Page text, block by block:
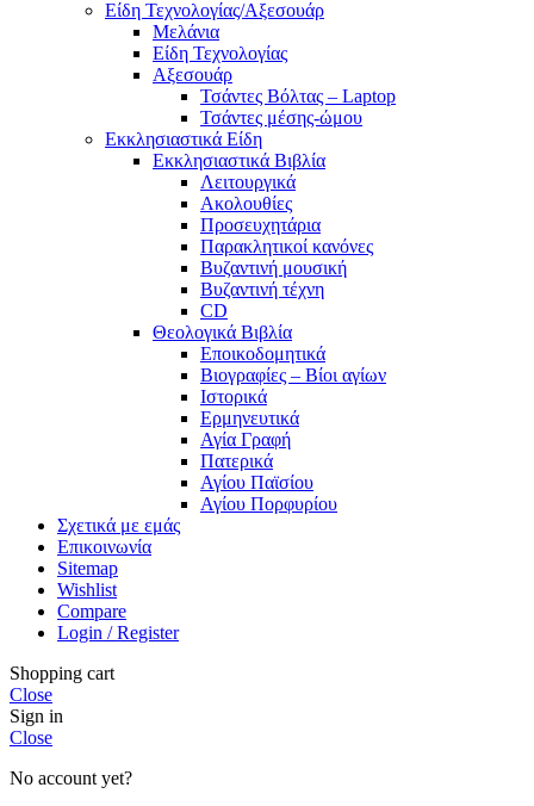
Είδη Τεχνολογίας/Αξεσουάρ
Μελάνια
Είδη Τεχνολογίας
Αξεσουάρ
Τσάντες Βόλτας – Laptop
Τσάντες μέσης-ώμου
Εκκλησιαστικά Είδη
Εκκλησιαστικά Βιβλία
Λειτουργικά
Ακολουθίες
Προσευχητάρια
Παρακλητικοί κανόνες
Βυζαντινή μουσική
Βυζαντινή τέχνη
CD
Θεολογικά Βιβλία
Εποικοδομητικά
Βιογραφίες – Βίοι αγίων
Ιστορικά
Ερμηνευτικά
Αγία Γραφή
Πατερικά
Αγίου Παϊσίου
Αγίου Πορφυρίου
Σχετικά με εμάς
Επικοινωνία
Sitemap
Wishlist
Compare
Login / Register
Shopping cart
Close
Sign in
Close
No account yet?